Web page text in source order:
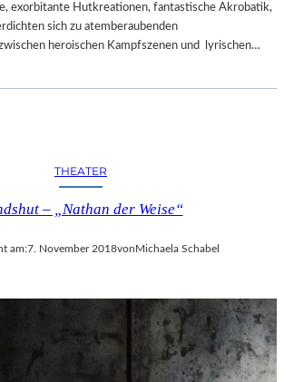
exorbitante Hutkreationen, fantastische Akrobatik,
sich zu atemberaubenden
heroischen Kampfszenen und lyrischen…
THEATER
– „Nathan der Weise“
am:7. November 2018von Michaela Schabel